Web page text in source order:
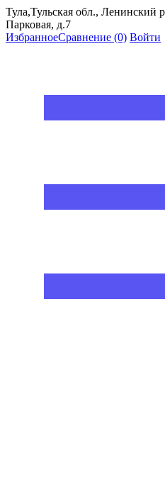
Тула,Тульская обл., Ленинский
Парковая, д.7
ИзбранноеСравнение (0) Войти